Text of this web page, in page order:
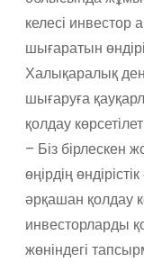
келесі инвестор
шығаратын
Халықаралық
шығаруға
қолдау
– Біз бірлескен
өңірдің
әрқашан қолдау
инвесторларды
жөніндегі